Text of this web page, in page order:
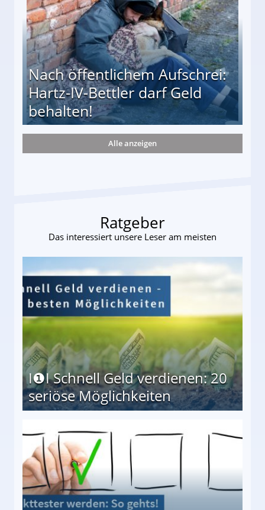
Nach öffentlichem Aufschrei:
Hartz-IV-Bettler darf Geld
behalten!
darf Geld behalten!
Alle anzeigen
Ratgeber
Das interessiert unsere Leser am meisten
I❶I Schnell Geld verdienen: 20
seriöse Möglichkeiten